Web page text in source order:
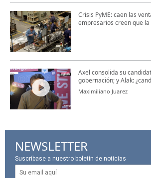
Crisis PyME: caen las
empresarios creen que
Axel consolida su
gobernación; y Alak:
Maximiliano Juarez
NEWSLETTER
Suscríbase a nuestro boletín de noticias